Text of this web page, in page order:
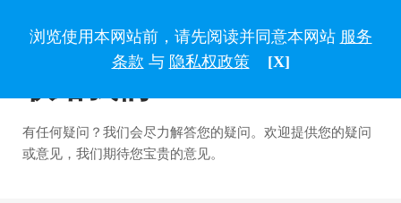
浏览使用本网站前，请先阅读并同意本网站 服务
条款 与 隐私权政策 [X]
有任何疑问？我们会尽力解答您的疑问。欢迎提供您的疑问
或意见，我们期待您宝贵的意见。